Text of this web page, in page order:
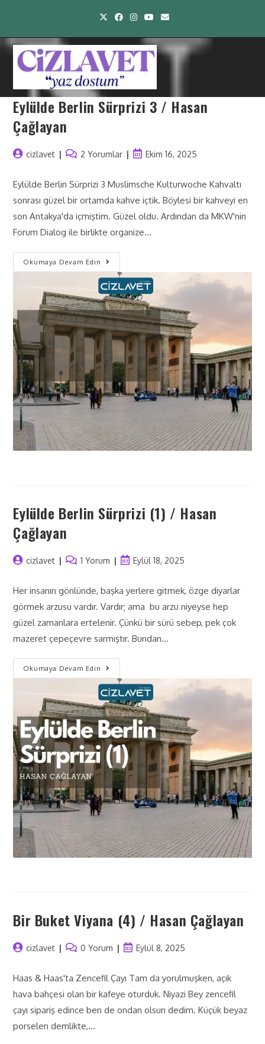
Eylülde Berlin Sürprizi 3 / Hasan
Çağlayan
cizlavet 2 Yorumlar Ekim 16, 2025
Eylülde Berlin Sürprizi 3 Muslimsche Kulturwoche Kahvaltı
sonrası güzel bir ortamda kahve içtik. Böylesi bir kahveyi en
son Antakya'da içmiştim. Güzel oldu. Ardından da MKW'nin
Forum Dialog ile birlikte organize…
Okumaya Devam Edin
Eylülde Berlin Sürprizi (1) / Hasan
Çağlayan
cizlavet 1 Yorum Eylül 18, 2025
Her insanın gönlünde, başka yerlere gitmek, özge diyarlar
görmek arzusu vardır. Vardır; ama bu arzu niyeyse hep
güzel zamanlara ertelenir. Çünkü bir sürü sebep, pek çok
mazeret çepeçevre sarmıştır. Bundan…
Okumaya Devam Edin
Bir Buket Viyana (4) / Hasan Çağlayan
cizlavet 0 Yorum Eylül 8, 2025
Haas & Haas'ta Zencefil Çayı Tam da yorulmuşken, açık
hava bahçesi olan bir kafeye oturduk. Niyazi Bey zencefil
çayı sipariş edince ben de ondan olsun dedim. Küçük beyaz
porselen demlikte,…